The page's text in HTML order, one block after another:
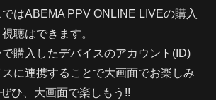
はABEMA PPV ONLINE LIVEの購入
聴はできます。
購入したデバイスのアカウント(ID)
に連携することで大画面でお楽しみ
ひ、大画面で楽しもう!!